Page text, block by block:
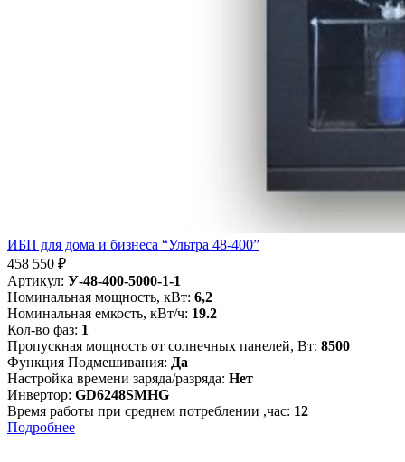
ИБП для дома и бизнеса “Ультра 48-400”
458 550 ₽
Артикул: У-48-400-5000-1-1
Номинальная мощность, кВт: 6,2
Номинальная емкость, кВт/ч: 19.2
Кол-во фаз: 1
Пропускная мощность от солнечных панелей, Вт: 8500
Функция Подмешивания: Да
Настройка времени заряда/разряда: Нет
Инвертор: GD6248SMHG
Время работы при среднем потреблении ,час: 12
Подробнее